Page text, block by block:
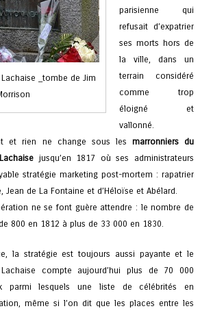
_tombe de Jim
parisienne qui
refusait d’expatrier
ses morts hors de
la ville, dans un
terrain considéré
comme trop
éloigné et
vallonné.
et rien ne change sous les marronniers du
jusqu’en 1817 où ses administrateurs
stratégie marketing post-mortem : rapatrier
Jean de La Fontaine et d’Héloïse et Abélard.
ne se font guère attendre : le nombre de
800 en 1812 à plus de 33 000 en 1830.
la stratégie est toujours aussi payante et le
compte aujourd’hui plus de 70 000
parmi lesquels une liste de célébrités en
même si l’on dit que les places entre les